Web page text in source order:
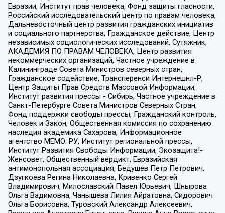
Евразии, Институт прав человека, Фонд защиты гласности,
Российский исследовательский центр по правам человека,
Дальневосточный центр развития гражданских инициатив
и социального партнерства, Гражданское действие, Центр
независимых социологических исследований, Сутяжник,
АКАДЕМИЯ ПО ПРАВАМ ЧЕЛОВЕКА, Центр развития
некоммерческих организаций, Частное учреждение в
Калининграде Совета Министров северных стран,
Гражданское содействие, Трансперенси Интернешнл-Р,
Центр Защиты Прав Средств Массовой Информации,
Институт развития прессы - Сибирь, Частное учреждение в
Санкт-Петербурге Совета Министров Северных Стран,
Фонд поддержки свободы прессы, Гражданский контроль,
Человек и Закон, Общественная комиссия по сохранению
наследия академика Сахарова, Информационное
агентство МЕМО. РУ, Институт региональной прессы,
Институт Развития Свободы Информации, Экозащита!-
Женсовет, Общественный вердикт, Евразийская
антимонопольная ассоциация, Бедушев Петр Петрович,
Дзугкоева Регина Николаевна, Кривенко Сергей
Владимирович, Милославский Павел Юрьевич, Шнырова
Ольга Вадимовна, Чанышева Лилия Айратовна, Сидорович
Ольга Борисовна, Туровский Александр Алексеевич,